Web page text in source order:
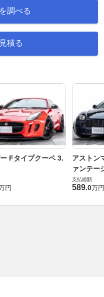
調べる
積る
Fタイプクーペ 3.
円
アストン
ァンテー
支払総額
589.0万円